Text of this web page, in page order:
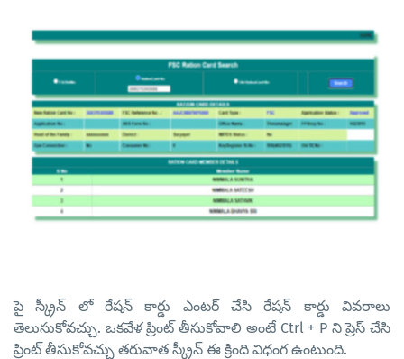
పై స్క్రీన్ లో రేషన్ కార్డు ఎంటర్ చేసి రేషన్ కార్డు వివరాలు
తెలుసుకోవచ్చు. ఒకవేళ ప్రింట్ తీసుకోవాలి అంటే Ctrl + P ని ప్రెస్ చేసి
ప్రింట్ తీసుకోవచ్చు తరువాత స్క్రీన్ ఈ క్రింది విధంగ ఉంటుంది.